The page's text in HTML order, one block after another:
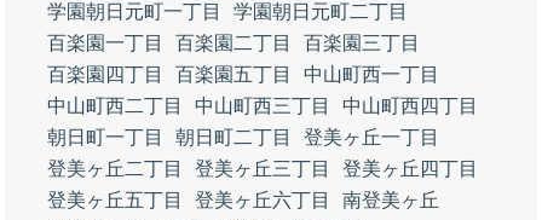
学園朝日元町一丁目
学園朝日元町二丁目
百楽園一丁目
百楽園二丁目
百楽園三丁目
百楽園四丁目
百楽園五丁目
中山町西一丁目
中山町西二丁目
中山町西三丁目
中山町西四丁目
朝日町一丁目
朝日町二丁目
登美ヶ丘一丁目
登美ヶ丘二丁目
登美ヶ丘三丁目
登美ヶ丘四丁目
登美ヶ丘五丁目
登美ヶ丘六丁目
南登美ヶ丘